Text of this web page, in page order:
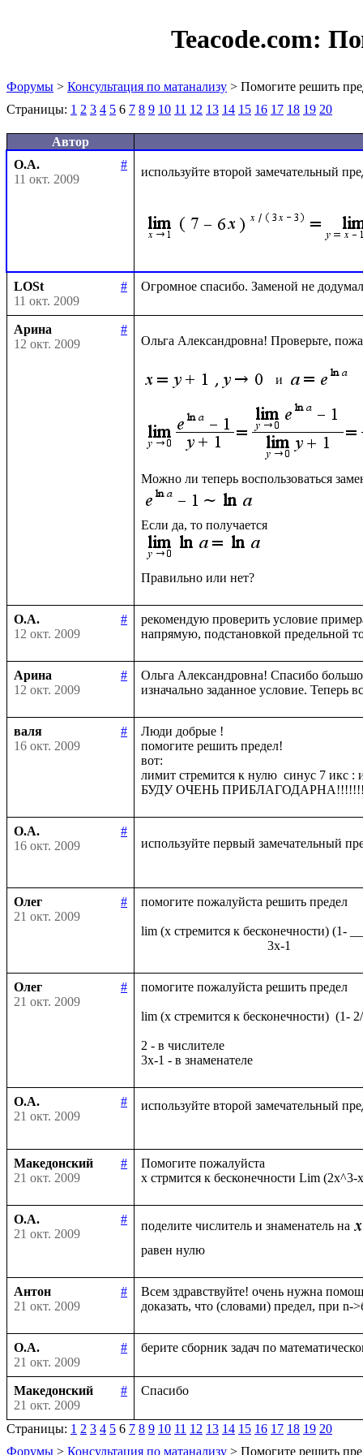
Teacode.com:
Форумы > Консультация по матанализу > Помогите решить
Страницы: 1 2 3 4 5 6 7 8 9 10 11 12 13 14 15 16 17 18 19 20
Автор
О.А.
#
11 окт. 2009
используйте второй замечательный
LOSt
#
11 окт. 2009
Арина
#
12 окт. 2009
Ольга Александровна! Проверьте,
и
О.А.
#
12 окт. 2009
рекомендую проверить условие
Арина
#
12 окт. 2009
Ольга Александровна! Спасибо
валя
#
16 окт. 2009
Люди добрые !
помогите решить предел!
вот:
лимит стремится к нулю  синус 7 икс :
О.А.
#
16 окт. 2009
используйте первый замечательный
Олег
#
21 окт. 2009
помогите пожалуйста решить предел
lim (x стремится к бесконечности) (1-
Олег
#
21 окт. 2009
помогите пожалуйста решить предел
lim (x стремится к бесконечности)  (1-
2 - в числителе
О.А.
#
21 окт. 2009
используйте второй замечательный
Македонский
#
21 окт. 2009
Помогите пожалуйста
О.А.
#
21 окт. 2009
поделите числитель и знаменатель на
Антон
#
21 окт. 2009
Всем здравствуйте! очень нужна
О.А.
#
21 окт. 2009
Македонский
#
21 окт. 2009
Страницы: 1 2 3 4 5 6 7 8 9 10 11 12 13 14 15 16 17 18 19 20
Форумы > Консультация по матанализу > Помогите решить